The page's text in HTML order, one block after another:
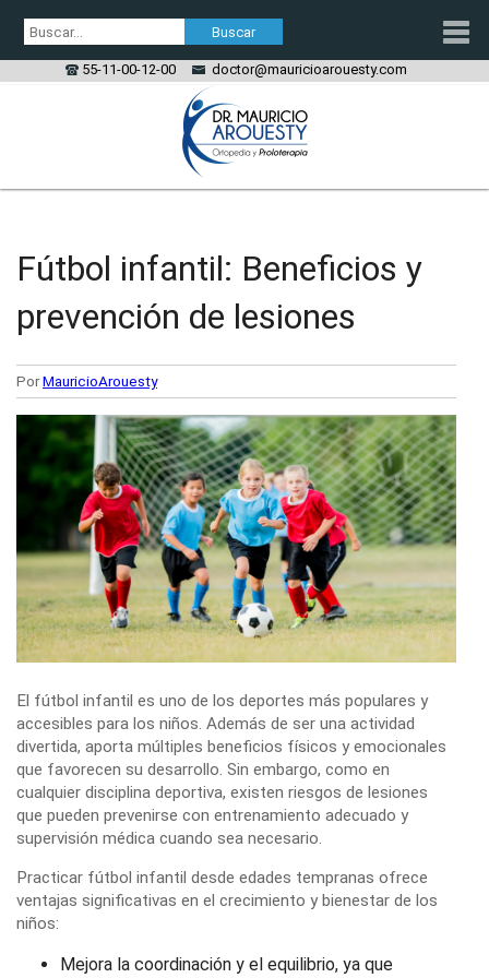
55-11-00-12-00 doctor@mauricioarouesty.com
TRATAMIENTO PRP
ORTOPEDIA
CONTACTO
Fútbol infantil: Beneficios y
prevención de lesiones
PorMauricioArouesty
El fútbol infantil es uno de los deportes más populares y
accesibles para los niños. Además de ser una actividad
divertida, aporta múltiples beneficios físicos y emocionales
que favorecen su desarrollo. Sin embargo, como en
cualquier disciplina deportiva, existen riesgos de lesiones
que pueden prevenirse con entrenamiento adecuado y
supervisión médica cuando sea necesario.
Practicar fútbol infantil desde edades tempranas ofrece
ventajas significativas en el crecimiento y bienestar de los
niños:
Mejora la coordinación y el equilibrio, ya que